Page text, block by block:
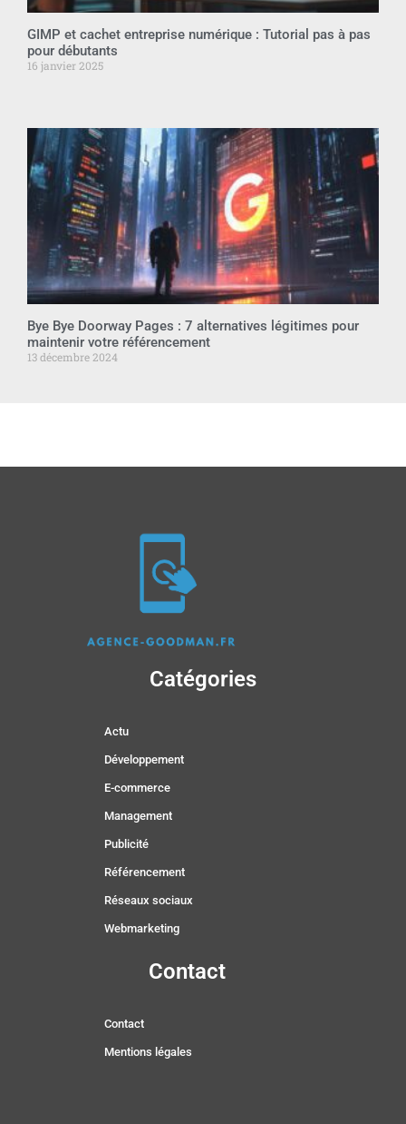
GIMP et cachet entreprise numérique : Tutorial pas à pas
pour débutants
16 janvier 2025
Bye Bye Doorway Pages : 7 alternatives légitimes pour
maintenir votre référencement
13 décembre 2024
Catégories
Actu
Développement
E-commerce
Management
Publicité
Référencement
Réseaux sociaux
Webmarketing
Contact
Contact
Mentions légales